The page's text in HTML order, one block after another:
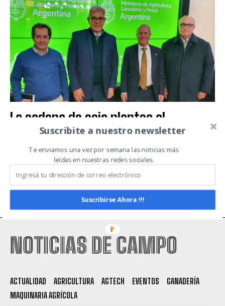
QUIERO SUSCRIBIRME
Leí y acepto la Política de Privacidad .
La cadena de soja planteo al
Ministro Domínguez la urgente
necesidad de un cambio de rumbo
ACTUALIDAD
NOTICIAS DE CAMPO
ACTUALIDAD AGRICULTURA AGTECH EVENTOS
GANADERÍA
MAQUINARIA AGRÍCOLA
Suscribite a nuestro newsletter
Te enviamos una vez por semana las noticias más
leídas en nuestras redes sociales.
Suscribirse Ahora !!!